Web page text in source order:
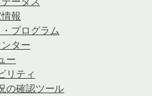
報
プログラム
ター
ー
リティ
の確認ツール